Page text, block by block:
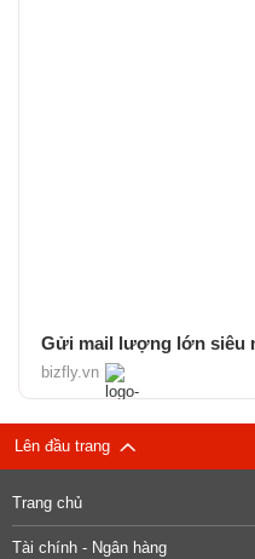
Gửi mail lượng lớn siêu
bizfly.vn
Lên đầu trang
Trang chủ
Tài chính - Ngân hàng